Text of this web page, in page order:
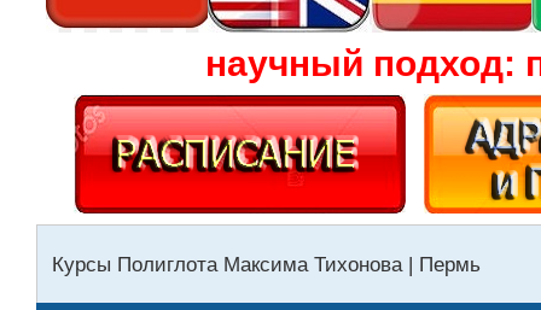
научный подход:
Курсы Полиглота Максима Тихонова | Пермь